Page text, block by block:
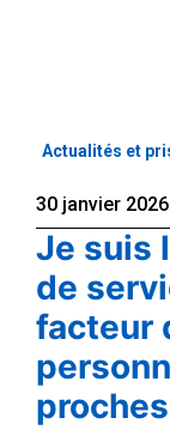
Actualités et
30 janvier 2026
Je suis
de
facteur
proches